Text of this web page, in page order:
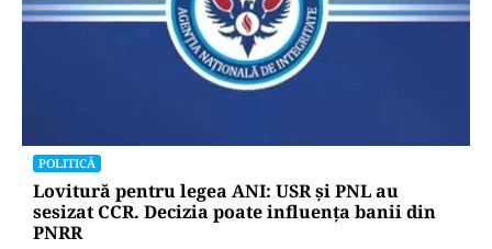
POLITICĂ
Lovitură pentru legea ANI: USR și PNL au
sesizat CCR. Decizia poate influența banii din
PNRR